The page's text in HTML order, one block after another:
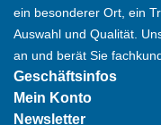
ein besonderer Ort, ein
Auswahl und Qualität.
an und berät Sie
Geschäftsinfos
Mein Konto
Newsletter